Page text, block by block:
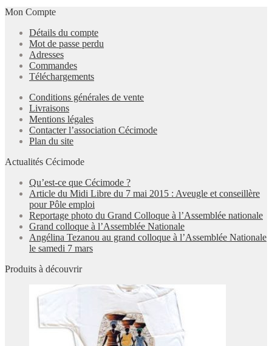
Mon Compte
Détails du compte
Mot de passe perdu
Adresses
Commandes
Téléchargements
Conditions générales de vente
Livraisons
Mentions légales
Contacter l’association Cécimode
Plan du site
Actualités Cécimode
Qu’est-ce que Cécimode ?
Article du Midi Libre du 7 mai 2015 : Aveugle et conseillère
pour Pôle emploi
Reportage photo du Grand Colloque à l’Assemblée nationale
Grand colloque à l’Assemblée Nationale
Angélina Tezanou au grand colloque à l’Assemblée Nationale
le samedi 7 mars
Produits à découvrir